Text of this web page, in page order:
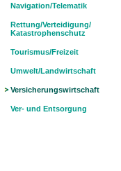
Navigation/Telematik
Rettung/Verteidigung/
Katastrophenschutz
Tourismus/Freizeit
Umwelt/Landwirtschaft
Versicherungswirtschaft
Ver- und Entsorgung